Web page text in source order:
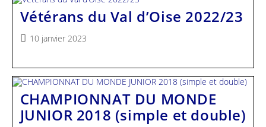
Vétérans du Val d’Oise 2022/23
Publication
10 janvier 2023
CHAMPIONNAT DU MONDE
JUNIOR 2018 (simple et double)